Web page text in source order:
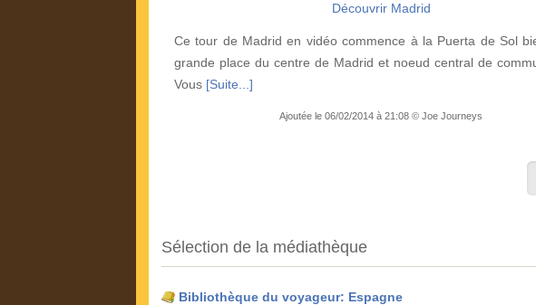
Découvrir Madrid
Ce tour de Madrid en vidéo commence à la Puerta de Sol
grande place du centre de Madrid et noeud central de
Vous [Suite...]
Ajoutée le 06/02/2014 à 21:08 © Joe Journeys
Sélection de la médiathèque
Bibliothèque du voyageur: Espagne